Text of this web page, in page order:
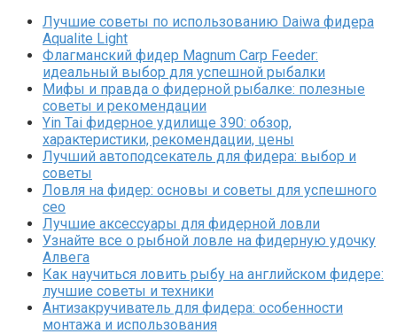
Лучшие советы по использованию Daiwa фидера
Aqualite Light
Флагманский фидер Magnum Carp Feeder:
идеальный выбор для успешной рыбалки
Мифы и правда о фидерной рыбалке: полезные
советы и рекомендации
Yin Tai фидерное удилище 390: обзор,
характеристики, рекомендации, цены
Лучший автоподсекатель для фидера: выбор и
советы
Ловля на фидер: основы и советы для успешного
сео
Лучшие аксессуары для фидерной ловли
Узнайте все о рыбной ловле на фидерную удочку
Алвега
Как научиться ловить рыбу на английском фидере:
лучшие советы и техники
Антизакручиватель для фидера: особенности
монтажа и использования